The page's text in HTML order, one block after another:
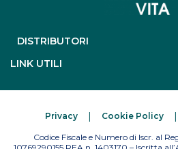
DISTRIBUTORI
LINK UTILI
Codice Fiscale e Numero di Iscr. al
Privacy Cookie Policy